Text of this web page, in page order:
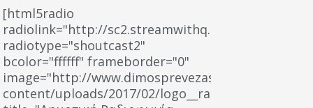
[html5radio
radiolink="http://sc2.streamwithq.com:8028/
radiotype="shoutcast2"
bcolor="ffffff" frameborder="0"
image="http://www.dimosprevezas.gr/wp-
content/uploads/2017/02/logo__radiofonias.jpg"